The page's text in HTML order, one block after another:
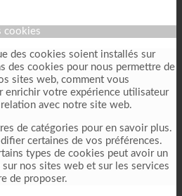
cookies
des cookies soient installés sur
des cookies pour nous permettre de
sites web, comment vous
enrichir votre expérience utilisateur
avec notre site web.
de catégories pour en savoir plus.
certaines de vos préférences.
types de cookies peut avoir un
nos sites web et sur les services
de proposer.